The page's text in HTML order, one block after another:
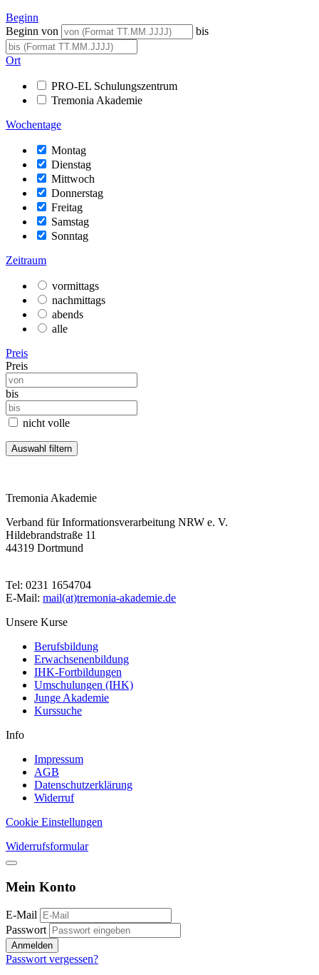
Beginn
Beginn von
bis
Ort
PRO-EL Schulungszentrum
Tremonia Akademie
Wochentage
Montag
Dienstag
Mittwoch
Donnerstag
Freitag
Samstag
Sonntag
Zeitraum
vormittags
nachmittags
abends
alle
Preis
Preis
bis
nicht volle
Tremonia Akademie
Verband für Informationsverarbeitung NRW e. V.
Hildebrandstraße 11
44319 Dortmund
Tel: 0231 1654704
E-Mail: mail(at)tremonia-akademie.de
Unsere Kurse
Berufsbildung
Erwachsenenbildung
IHK-Fortbildungen
Umschulungen (IHK)
Junge Akademie
Kurssuche
Info
Impressum
AGB
Datenschutzerklärung
Widerruf
Cookie Einstellungen
Widerrufsformular
Mein Konto
E-Mail
Passwort
Anmelden
Passwort vergessen?